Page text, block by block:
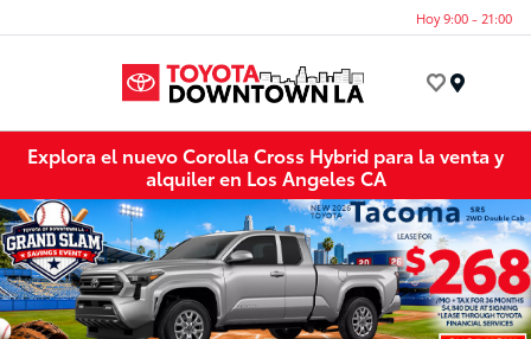
Hoy 9:00 - 21:00
Explora el nuevo Corolla Cross Hybrid para la venta y
alquiler en Los Angeles CA